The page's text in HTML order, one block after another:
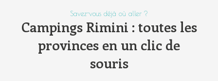
Savez-vous déjà où aller ?
Campings Rimini : toutes les
provinces en un clic de
souris